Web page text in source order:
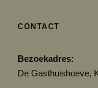
CONTACT
Bezoekadres:
De Gasthuishoeve,